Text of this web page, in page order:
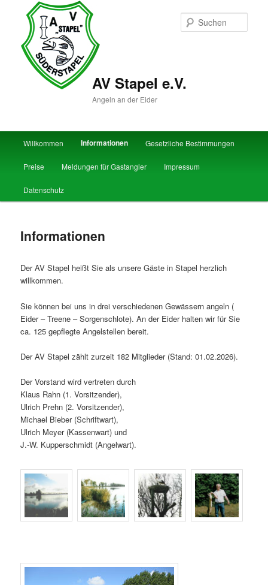
primären
springen
AV Stapel e.V.
Angeln an der Eider
Willkommen Informationen Gesetzliche Bestimmungen
Preise Meldungen für Gastangler Impressum
Datenschutz
Informationen
Der AV Stapel heißt Sie als unsere Gäste in Stapel herzlich
willkommen.
Sie können bei uns in drei verschiedenen Gewässern angeln (
Eider – Treene – Sorgenschlote). An der Eider halten wir für Sie
ca. 125 gepflegte Angelstellen bereit.
Der AV Stapel zählt zurzeit 182 Mitglieder (Stand: 01.02.2026).
Der Vorstand wird vertreten durch
Klaus Rahn (1. Vorsitzender),
Ulrich Prehn (2. Vorsitzender),
Michael Bieber (Schriftwart),
Ulrich Meyer (Kassenwart) und
J.-W. Kupperschmidt (Angelwart).